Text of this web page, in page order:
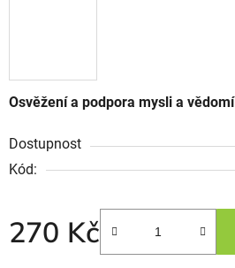
Osvěžení a podpora mysli a vědomí
Dostupnost
Kód:
270 Kč